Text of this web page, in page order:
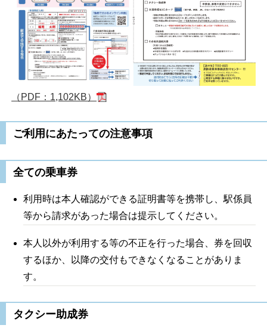
（PDF：1,102KB）
ご利用にあたっての注意事項
全ての乗車券
利用時は本人確認ができる証明書等を携帯し、駅係員
等から請求があった場合は提示してください。
本人以外が利用する等の不正を行った場合、券を回収
するほか、以降の交付もできなくなることがありま
す。
タクシー助成券